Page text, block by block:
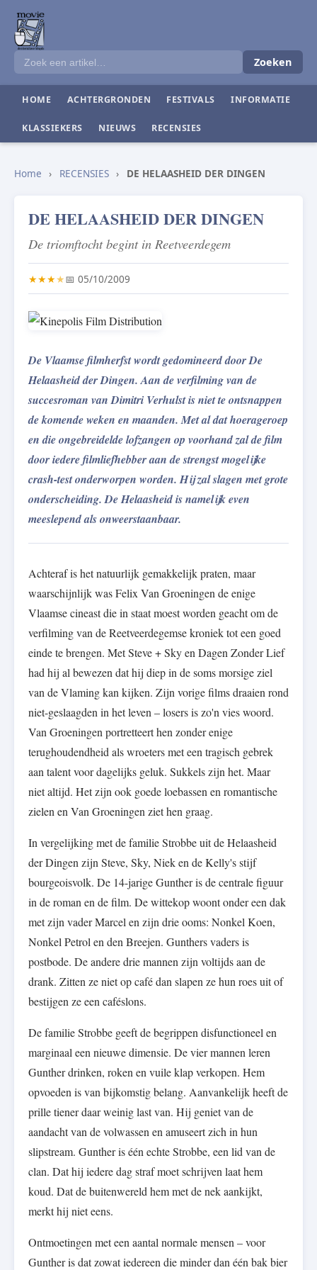
Zoeken
HOME ACHTERGRONDEN FESTIVALS INFORMATIE
KLASSIEKERS NIEUWS RECENSIES
Home › RECENSIES › DE HELAASHEID DER DINGEN
DE HELAASHEID DER DINGEN
De triomftocht begint in Reetveerdegem
★★★★📅 05/10/2009
De Vlaamse filmherfst wordt gedomineerd door De
Helaasheid der Dingen. Aan de verfilming van de
succesroman van Dimitri Verhulst is niet te ontsnappen
de komende weken en maanden. Met al dat hoerageroep
en die ongebreidelde lofzangen op voorhand zal de film
door iedere filmliefhebber aan de strengst mogelijke
crash-test onderworpen worden. Hij zal slagen met grote
onderscheiding. De Helaasheid is namelijk even
meeslepend als onweerstaanbaar.
Achteraf is het natuurlijk gemakkelijk praten, maar
waarschijnlijk was Felix Van Groeningen de enige
Vlaamse cineast die in staat moest worden geacht om de
verfilming van de Reetveerdegemse kroniek tot een goed
einde te brengen. Met Steve + Sky en Dagen Zonder Lief
had hij al bewezen dat hij diep in de soms morsige ziel
van de Vlaming kan kijken. Zijn vorige films draaien rond
niet-geslaagden in het leven – losers is zo'n vies woord.
Van Groeningen portretteert hen zonder enige
terughoudendheid als wroeters met een tragisch gebrek
aan talent voor dagelijks geluk. Sukkels zijn het. Maar
niet altijd. Het zijn ook goede loebassen en romantische
zielen en Van Groeningen ziet hen graag.
In vergelijking met de familie Strobbe uit de Helaasheid
der Dingen zijn Steve, Sky, Niek en de Kelly's stijf
bourgeoisvolk. De 14-jarige Gunther is de centrale figuur
in de roman en de film. De wittekop woont onder een dak
met zijn vader Marcel en zijn drie ooms: Nonkel Koen,
Nonkel Petrol en den Breejen. Gunthers vaders is
postbode. De andere drie mannen zijn voltijds aan de
drank. Zitten ze niet op café dan slapen ze hun roes uit of
bestijgen ze een caféslons.
De familie Strobbe geeft de begrippen disfunctioneel en
marginaal een nieuwe dimensie. De vier mannen leren
Gunther drinken, roken en vuile klap verkopen. Hem
opvoeden is van bijkomstig belang. Aanvankelijk heeft de
prille tiener daar weinig last van. Hij geniet van de
aandacht van de volwassen en amuseert zich in hun
slipstream. Gunther is één echte Strobbe, een lid van de
clan. Dat hij iedere dag straf moet schrijven laat hem
koud. Dat de buitenwereld hem met de nek aankijkt,
merkt hij niet eens.
Ontmoetingen met een aantal normale mensen – voor
Gunther is dat zowat iedereen die minder dan één bak bier